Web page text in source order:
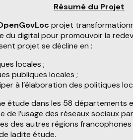
Résumé du Projet
projet
du digital pour promouvoir la
projet se décline en :
locales ;
publiques locales ;
à l’élaboration des politiques
étude dans les 58
l’usage des réseaux sociaux
des autres régions
ladite étude.